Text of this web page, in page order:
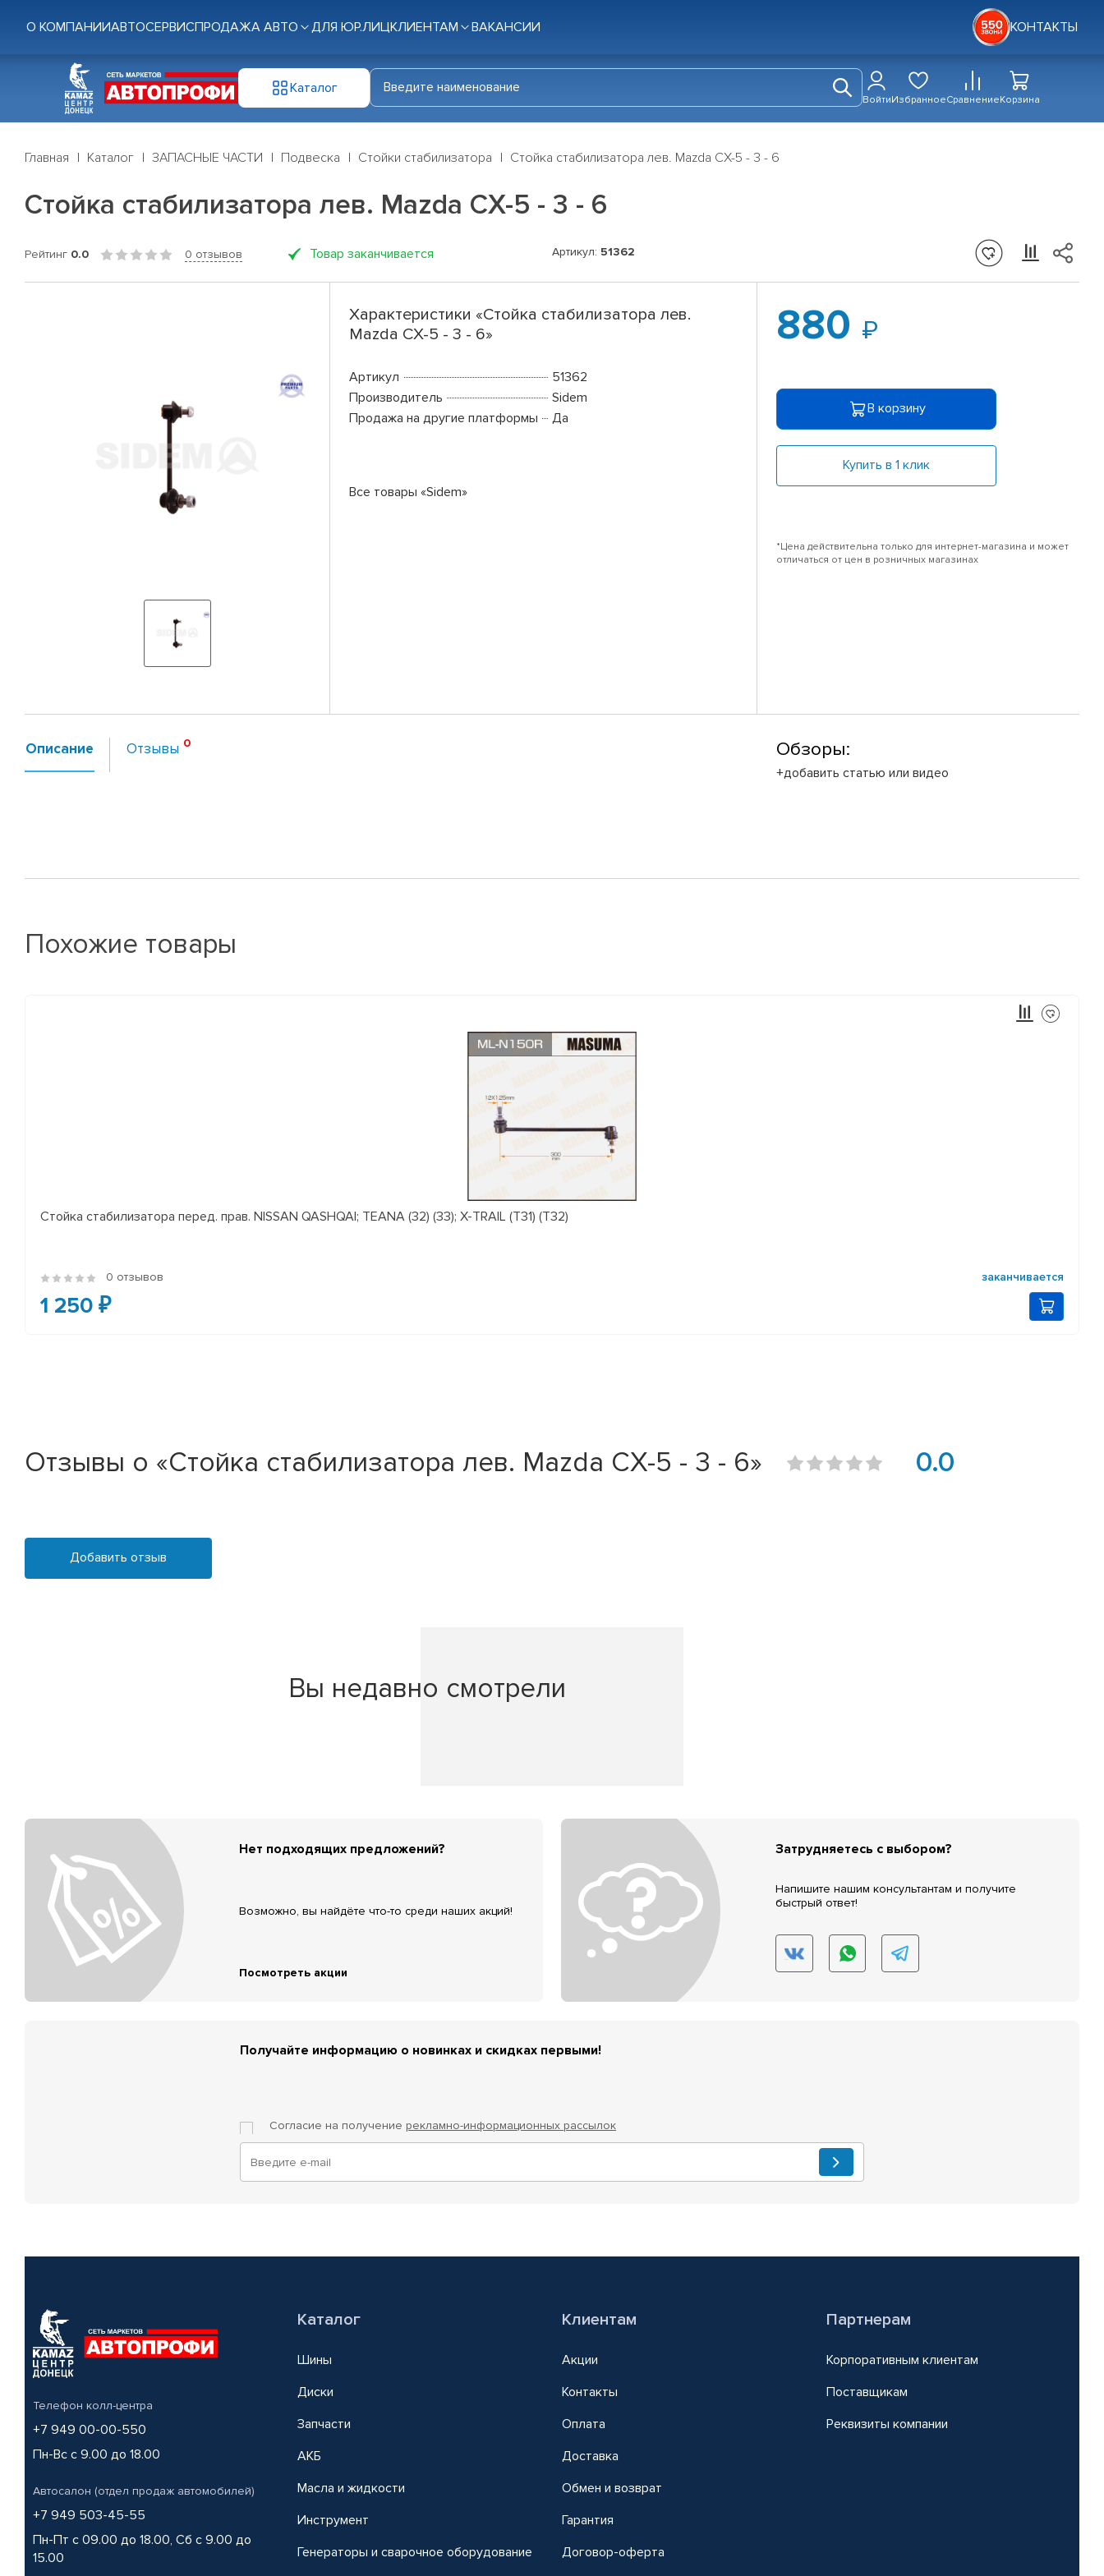
О КОМПАНИИАВТОСЕРВИСПРОДАЖА АВТО ДЛЯ ЮР.ЛИЦКЛИЕНТАМ ВАКАНСИИ КОНТАКТЫ
Каталог
ВойтиИзбранноеСравнениеКорзина
Главная Каталог ЗАПАСНЫЕ ЧАСТИ Подвеска Стойки стабилизатора Стойка стабилизатора лев. Mazda CX-5 - 3 - 6
Стойка стабилизатора лев. Mazda CX-5 - 3 - 6
Рейтинг 0.0 0 отзывов Товар заканчивается Артикул: 51362
Характеристики «Стойка стабилизатора лев.
Mazda CX-5 - 3 - 6»
Артикул
51362
Производитель
Sidem
Продажа на другие платформы
Да
Все товары «Sidem»
880
В корзину
Купить в 1 клик
*Цена действительна только для интернет-магазина и может
отличаться от цен в розничных магазинах
Описание Отзывы Обзоры:
+добавить статью или видео
Похожие товары
Стойка стабилизатора перед. прав. NISSAN QASHQAI; TEANA (32) (33); X-TRAIL (T31) (T32)
0 отзывов заканчивается
1 250 ₽
Отзывы о «Стойка стабилизатора лев. Mazda CX-5 - 3 - 6» 0.0
Добавить отзыв
Вы недавно смотрели
Нет подходящих предложений?
Возможно, вы найдёте что-то среди наших акций!
Посмотреть акции
Затрудняетесь с выбором?
Напишите нашим консультантам и получите
быстрый ответ!
Получайте информацию о новинках и скидках первыми!
Согласие на получение рекламно-информационных рассылок
Телефон колл-центра
+7 949 00-00-550
Пн-Вс с 9.00 до 18.00
Автосалон (отдел продаж автомобилей)
+7 949 503-45-55
Пн-Пт с 09.00 до 18.00, Сб с 9.00 до
15.00
Каталог
Шины
Диски
Запчасти
АКБ
Масла и жидкости
Инструмент
Генераторы и сварочное оборудование
Клиентам
Акции
Контакты
Оплата
Доставка
Обмен и возврат
Гарантия
Договор-оферта
Партнерам
Корпоративным клиентам
Поставщикам
Реквизиты компании